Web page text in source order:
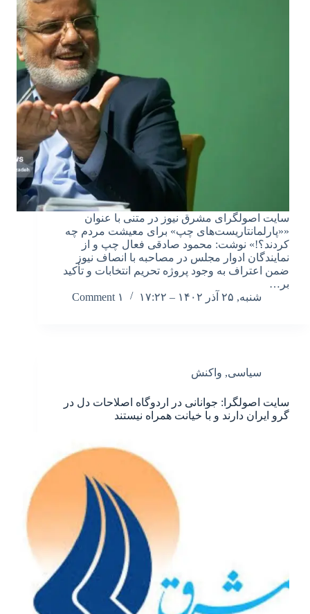
سایت اصولگرای مشرق نیوز در متنی با عنوان
««پارلمانتاریست‌های چپ» برای معیشت مردم چه
کردند؟!» نوشت: محمود صادقی فعال چپ و از
نمایندگان ادوار مجلس در مصاحبه با انصاف نیوز
ضمن اعتراف به وجود پروژه تحریم انتخابات و تأکید
بر…
شنبه, ۲۵ آذر ۱۴۰۲ – ۱۷:۲۲
۱ Comment
سیاسی, واکنش
سایت اصولگرا: جوانانی در اردوگاه اصلاحات دل در
گرو ایران دارند و با خیانت همراه نیستند